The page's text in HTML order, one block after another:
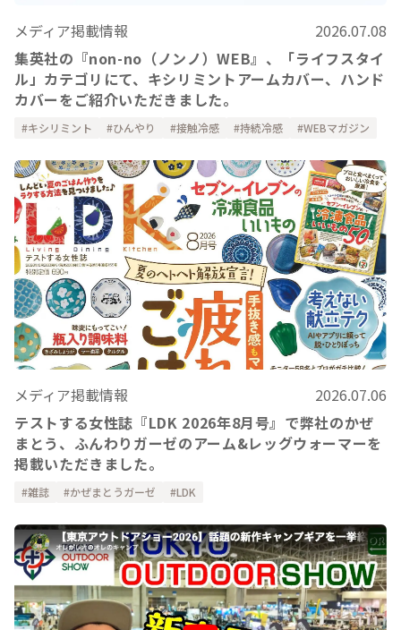
メディア掲載情報
2026.07.08
集英社の『non-no（ノンノ）WEB』、「ライフスタイ
ル」カテゴリにて、キシリミントアームカバー、ハンド
カバーをご紹介いただきました。
キシリミント ひんやり 接触冷感 持続冷感 WEBマガジン
メディア掲載情報
2026.07.06
テストする女性誌『LDK 2026年8月号』で弊社のかぜ
まとう、ふんわりガーゼのアーム&レッグウォーマーを
掲載いただきました。
雑誌 かぜまとうガーゼ LDK